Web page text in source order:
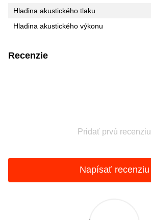
Hladina akustického tlaku
Hladina akustického výkonu
Recenzie
Pridať prvú recenziu
Napísať recenziu